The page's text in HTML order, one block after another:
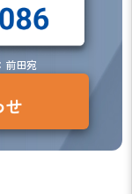
前田宛